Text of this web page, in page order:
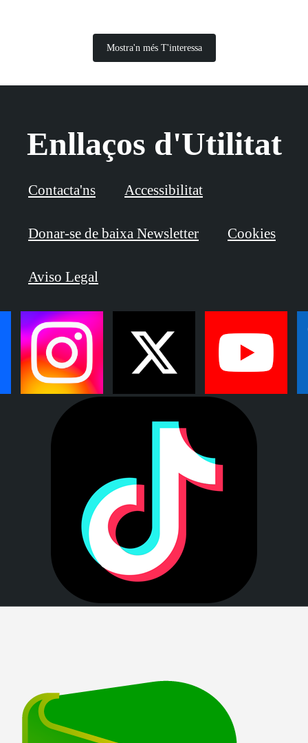
Mostra'n més T'interessa
Enllaços d'Utilitat
Contacta'ns Accessibilitat
Donar-se de baixa Newsletter Cookies
Aviso Legal